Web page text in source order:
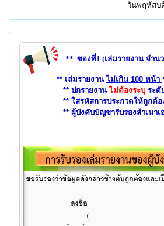
วันพฤหัสบ
** ซองที่1 (เล่มรายงาน จำน
** เล่มรายงาน ไม่เกิน 100 หน้า
** ปกรายงาน ไม่ต้องระบุ ระดั
** ใส่รหัสการประกวดให้ถูกต้อ
** ผู้บังคับบัญชารับรองสำเนาเอก